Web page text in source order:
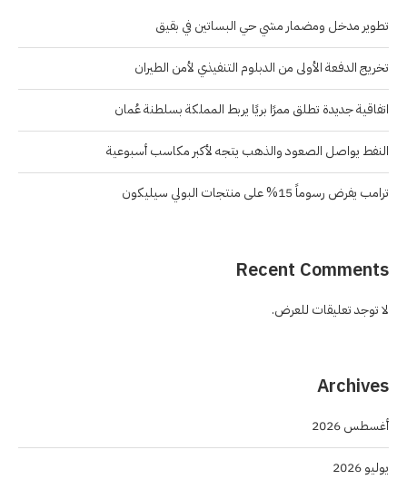
تطوير مدخل ومضمار مشي حي البساتين في بقيق
تخريج الدفعة الأولى من الدبلوم التنفيذي لأمن الطيران
اتفاقية جديدة تطلق ممرًا بريًا يربط المملكة بسلطنة عُمان
النفط يواصل الصعود والذهب يتجه لأكبر مكاسب أسبوعية
ترامب يفرض رسوماً 15% على منتجات البولي سيليكون
Recent Comments
لا توجد تعليقات للعرض.
Archives
أغسطس 2026
يوليو 2026